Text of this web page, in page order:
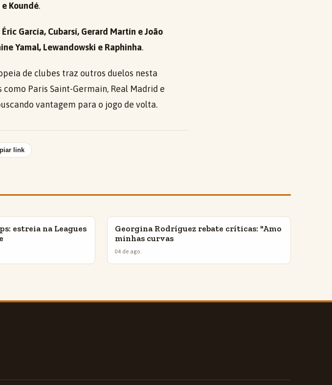
Koundé.
García, Cubarsí, Gerard Martín e João
Yamal, Lewandowski e Raphinha.
de clubes traz outros duelos nesta
Paris Saint-Germain, Real Madrid e
vantagem para o jogo de volta.
link
estreia na Leagues
INSIGHTS
Georgina Rodríguez rebate críticas: "Amo
minhas curvas
04 de ago.